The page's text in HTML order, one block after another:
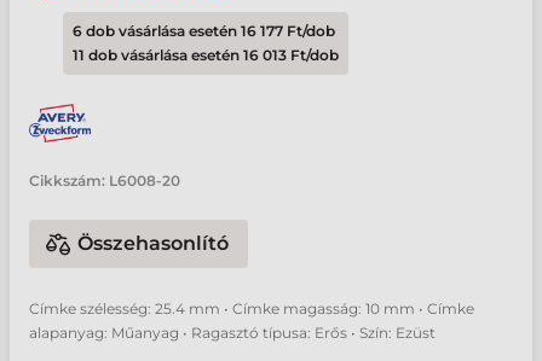
6 dob vásárlása esetén 16 177 Ft/dob
11 dob vásárlása esetén 16 013 Ft/dob
Cikkszám: L6008-20
Összehasonlító
Címke szélesség: 25.4 mm • Címke magasság: 10 mm • Címke
alapanyag: Műanyag • Ragasztó típusa: Erős • Szín: Ezüst